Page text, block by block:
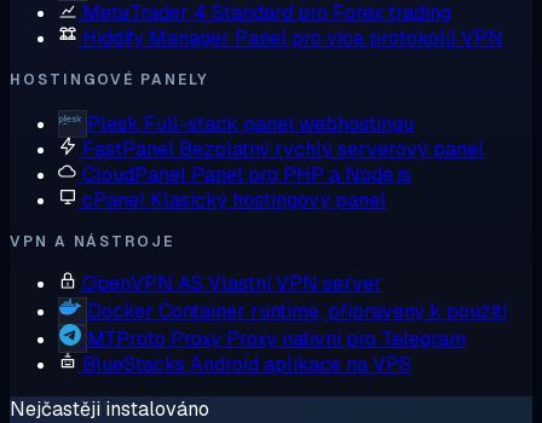
MetaTrader 4 Standard pro Forex trading
Hiddify Manager Panel pro více protokolů VPN
HOSTINGOVÉ PANELY
Plesk Full-stack panel webhostingu
FastPanel Bezplatný rychlý serverový panel
CloudPanel Panel pro PHP a Node.js
cPanel Klasický hostingový panel
VPN A NÁSTROJE
OpenVPN AS Vlastní VPN server
Docker Container runtime, připravený k použití
MTProto Proxy Proxy nativní pro Telegram
BlueStacks Android aplikace na VPS
Nejčastěji instalováno